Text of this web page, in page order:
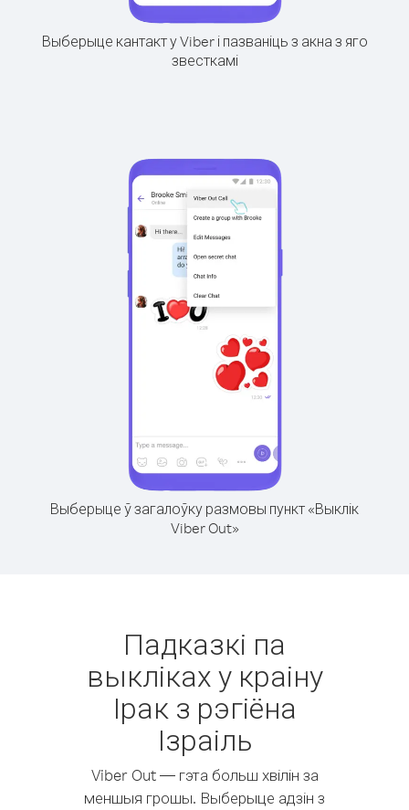
Выберыце кантакт у Viber і пазваніць з акна з яго
звесткамі
Выберыце ў загалоўку размовы пункт «Выклік
Viber Out»
Падказкі па
выкліках у краіну
Ірак з рэгіёна
Ізраіль
Viber Out — гэта больш хвілін за
меншыя грошы. Выберыце адзін з